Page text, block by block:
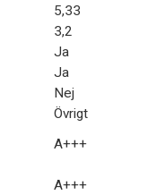
5,33
3,2
Ja
Ja
Nej
Övrigt
A+++
A+++